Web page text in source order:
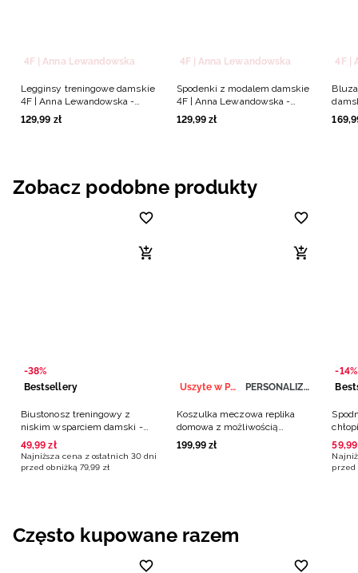
4F | Anna Lewandowska
Legginsy treningowe damskie
4F | Anna Lewandowska -
czarne
129,99 zł
4F | Anna Lewandowska
Spodenki z modalem damskie
4F | Anna Lewandowska -
różowe
129,99 zł
4F |
169,
Zobacz podobne produkty
-38%
Bestsellery
Biustonosz treningowy z
niskim wsparciem damski -
czarny
49,99 zł
Najniższa cena z ostatnich 30 dni
przed obniżką 79,99 zł
Uszyte w Polsce PERSONALIZACJA
Koszulka meczowa replika
domowa z możliwością
personalizacji męska 4F x
Polska Siatkówka - biała
199,99 zł
-14%
59,99
przed
Często kupowane razem